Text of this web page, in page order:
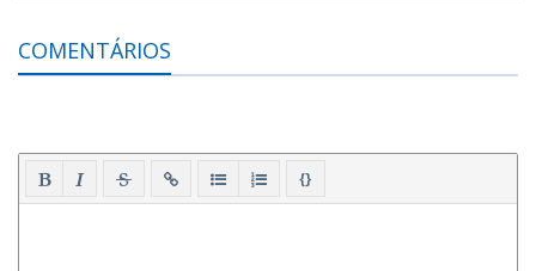
COMENTÁRIOS
{}